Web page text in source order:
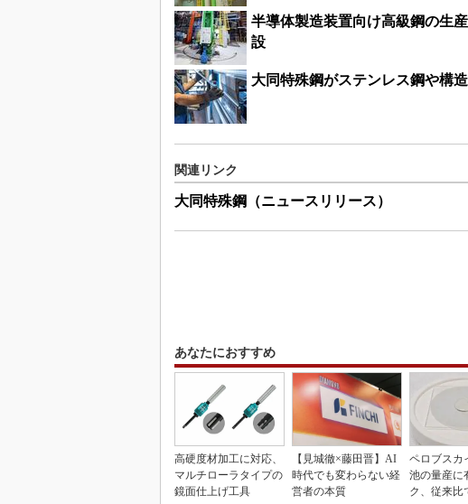
半導体製造装置向け高級鋼の生
設
大同特殊鋼がステンレス鋼や構
関連リンク
大同特殊鋼（ニュースリリース）
あなたにおすすめ
高硬度材加工に対応、
マルチローラタイプの
鏡面仕上げ工具
【見城徹×藤田晋】AI
時代でも変わらない経
営者の本質
ペロブスカ
池の量産に
ク、従来比